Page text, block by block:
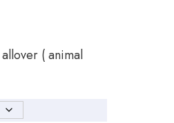
allover ( animal